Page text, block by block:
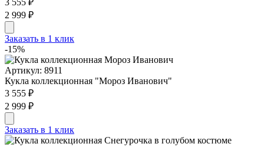
2 999 ₽
Заказать в 1 клик
-15%
Артикул: 8911
Кукла коллекционная "Мороз Иванович"
3 555 ₽
2 999 ₽
Заказать в 1 клик